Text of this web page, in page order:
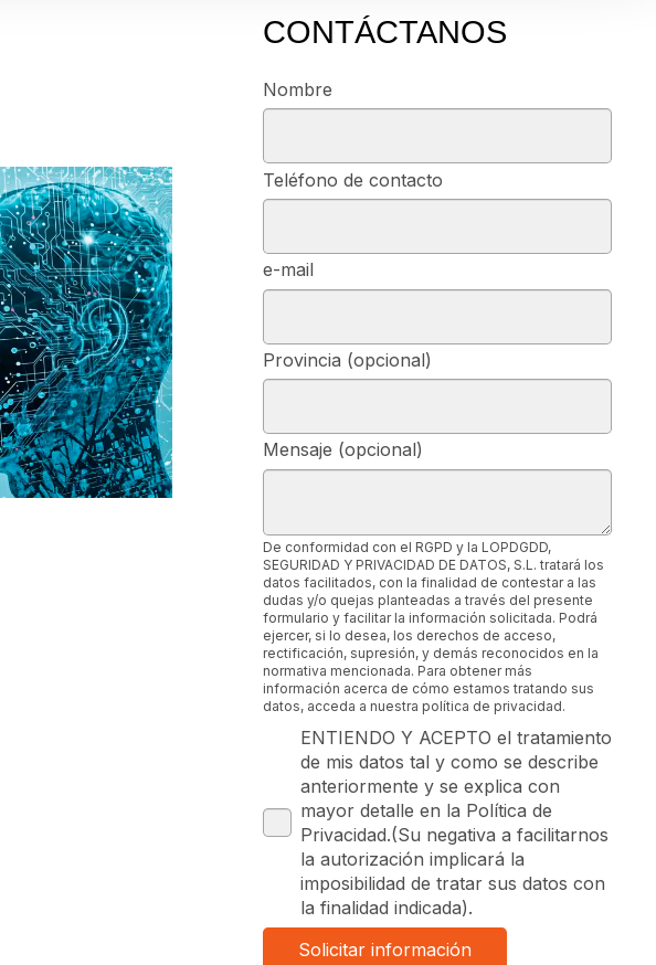
CONTÁCTANOS
Nombre
Teléfono de contacto
e-mail
Provincia (opcional)
Mensaje (opcional)
De conformidad con el RGPD y la LOPDGDD,
SEGURIDAD Y PRIVACIDAD DE DATOS, S.L. tratará los
datos facilitados, con la finalidad de contestar a las
dudas y/o quejas planteadas a través del presente
formulario y facilitar la información solicitada. Podrá
ejercer, si lo desea, los derechos de acceso,
rectificación, supresión, y demás reconocidos en la
normativa mencionada. Para obtener más
información acerca de cómo estamos tratando sus
datos, acceda a nuestra política de privacidad.
ENTIENDO Y ACEPTO el tratamiento
de mis datos tal y como se describe
anteriormente y se explica con
mayor detalle en la Política de
Privacidad.(Su negativa a facilitarnos
la autorización implicará la
imposibilidad de tratar sus datos con
la finalidad indicada).